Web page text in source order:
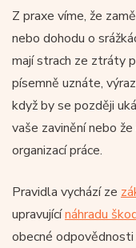
Z praxe víme, že
nebo dohodu o
mají strach ze ztráty
písemně uznáte,
když by se později
vaše zavinění nebo
organizací práce.
Pravidla vychází ze
upravujícínáhradu
obecné